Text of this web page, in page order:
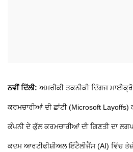
ਨਵੀਂ ਦਿੱਲੀ: ਅਮਰੀਕੀ ਤਕਨੀਕੀ ਦਿੱਗਜ
ਕਰਮਚਾਰੀਆਂ ਦੀ ਛਾਂਟੀ (Microsoft
ਕੰਪਨੀ ਦੇ ਕੁੱਲ ਕਰਮਚਾਰੀਆਂ ਦੀ ਗਿਣਤੀ ਦਾ
ਕਦਮ ਆਰਟੀਫੀਸ਼ੀਅਲ ਇੰਟੈਲੀਜੈਂਸ (AI) ਵਿੱਚ